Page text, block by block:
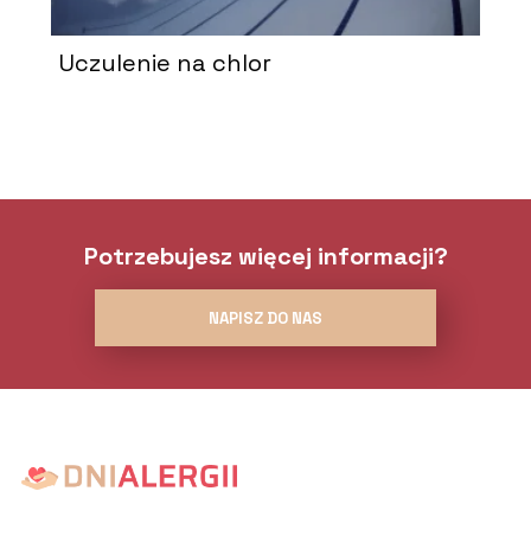
Uczulenie na chlor
Potrzebujesz więcej informacji?
NAPISZ DO NAS